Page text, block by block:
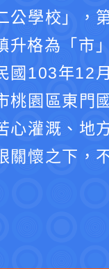
公學校」，
升格為「市
國103年12
桃園區東門
心灌溉、地
關懷之下，